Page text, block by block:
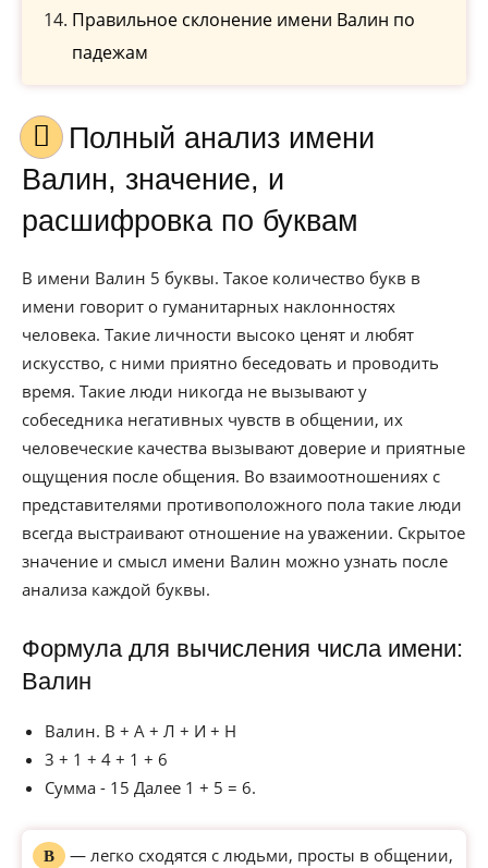
Правильное склонение имени Валин по
падежам
Полный анализ имени
Валин, значение, и
расшифровка по буквам
В имени Валин 5 буквы. Такое количество букв в
имени говорит о гуманитарных наклонностях
человека. Такие личности высоко ценят и любят
искусство, с ними приятно беседовать и проводить
время. Такие люди никогда не вызывают у
собеседника негативных чувств в общении, их
человеческие качества вызывают доверие и приятные
ощущения после общения. Во взаимоотношениях с
представителями противоположного пола такие люди
всегда выстраивают отношение на уважении. Скрытое
значение и смысл имени Валин можно узнать после
анализа каждой буквы.
Формула для вычисления числа имени:
Валин
Валин. В + А + Л + И + Н
3 + 1 + 4 + 1 + 6
Сумма - 15 Далее 1 + 5 = 6.
В — легко сходятся с людьми, просты в общении,